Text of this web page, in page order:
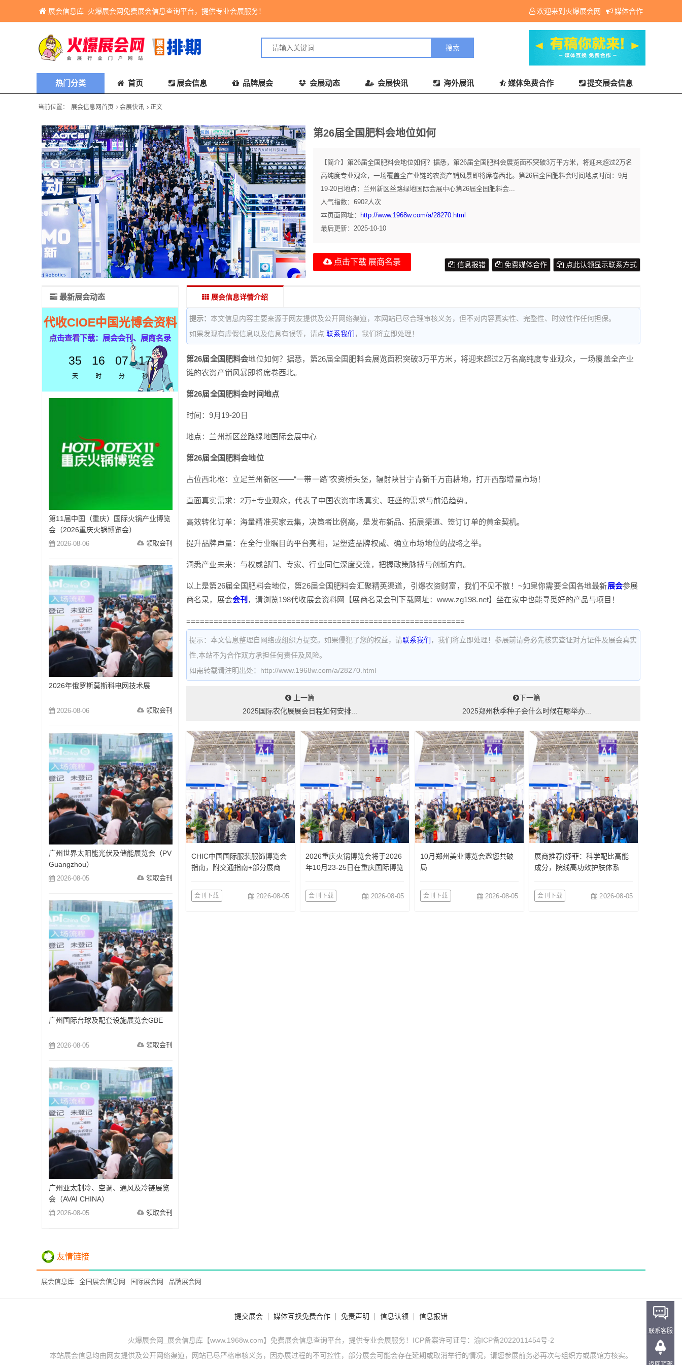
展会信息库_火爆展会网免费展会信息查询平台，提供专业会展服务！ 欢迎来到火爆展会网 媒体合作
热门分类 首页 展会信息 品牌展会 会展动态 会展快讯 海外展讯 媒体免费合作 提交展会信息
当前位置： 展会信息网首页 会展快讯 正文
第26届全国肥料会地位如何
【简介】 第26届全国肥料会地位如何？据悉，第26届全国肥料会展览面积突破3万平方米，将迎来超过2万名
高纯度专业观众，一场覆盖全产业链的农资产销风暴即将席卷西北。第26届全国肥料会时间地点时间：9月
19-20日地点：兰州新区丝路绿地国际会展中心第26届全国肥料会...
人气指数： 6902人次
本页面网址：
http://www.1968w.com/a/28270.html
最后更新： 2025-10-10
点击下载 展商名录 点此认领显示联系方式
免费媒体合作
信息报错
展会信息详情介绍
提示： 本文信息内容主要来源于网友提供及公开网络渠道，本网站已尽合理审核义务，但不对内容真实性、完整性、时效性作任何担保。
如果发现有虚假信息以及信息有误等，请点 联系我们 ，我们将立即处理！
第26届全国肥料会地位如何？据悉，第26届全国肥料会展览面积突破3万平方米，将迎来超过2万名高纯度专业观众，一场覆盖全产业
链的农资产销风暴即将席卷西北。
第26届全国肥料会时间地点
时间：9月19-20日
地点：兰州新区丝路绿地国际会展中心
第26届全国肥料会地位
占位西北枢：立足兰州新区——“一带一路”农资桥头堡，辐射陕甘宁青新千万亩耕地，打开西部增量市场！
直面真实需求：2万+专业观众，代表了中国农资市场真实、旺盛的需求与前沿趋势。
高效转化订单：海量精准买家云集，决策者比例高，是发布新品、拓展渠道、签订订单的黄金契机。
提升品牌声量：在全行业瞩目的平台亮相，是塑造品牌权威、确立市场地位的战略之举。
洞悉产业未来：与权威部门、专家、行业同仁深度交流，把握政策脉搏与创新方向。
以上是第26届全国肥料会地位，第26届全国肥料会汇聚精英渠道，引爆农资财富，我们不见不散！~如果你需要全国各地最新展会参展
商名录，展会会刊 ，请浏览198代收展会资料网【展商名录会刊下载网址：www.zg198.net】坐在家中也能寻觅好的产品与项目！
=============================================================
提示：本文信息整理自网络或组织方提交。如果侵犯了您的权益，请联系我们 ，我们将立即处理！参展前请务必先核实查证对方证件及展会真实
性,本站不为合作双方承担任何责任及风险。
如需转载请注明出处：http://www.1968w.com/a/28270.html
上一篇
2025国际农化展展会日程如何安排...
下一篇
2025郑州秋季种子会什么时候在哪举办...
CHIC中国国际服装服饰博览会
指南，附交通指南+部分展商
会刊下载 2026-08-05
2026重庆火锅博览会将于2026
年10月23-25日在重庆国际博览
会刊下载 2026-08-05
10月郑州美业博览会邀您共破
局
会刊下载 2026-08-05
展商推荐|妤菲：科学配比高能
成分，院线高功效护肤体系
会刊下载 2026-08-05
最新展会动态
代收CIOE中国光博会资料
点击查看下载：展会会刊、展商名录
35
天
16
时
07
分
16
秒
第11届中国（重庆）国际火锅产业博览
会（2026重庆火锅博览会）
2026-08-06 领取会刊
2026年俄罗斯莫斯科电网技术展
2026-08-06 领取会刊
广州世界太阳能光伏及储能展览会（PV
Guangzhou）
2026-08-05 领取会刊
广州国际台球及配套设施展览会GBE
2026-08-05 领取会刊
广州亚太制冷、空调、通风及冷链展览
会（AVAI CHINA）
2026-08-05 领取会刊
友情链接
展会信息库 全国展会信息网 国际展会网 品牌展会网
提交展会 媒体互换免费合作 免责声明 信息认领 信息报错
火爆展会网_展会信息库【www.1968w.com】免费展会信息查询平台，提供专业会展服务！ICP备案许可证号： 渝ICP备2022011454号-2
本站展会信息均由网友提供及公开网络渠道，网站已尽严格审核义务，因办展过程的不可控性，部分展会可能会存在延期或取消举行的情况，请您参展前务必再次与组织方或展馆方核实。
联系客服